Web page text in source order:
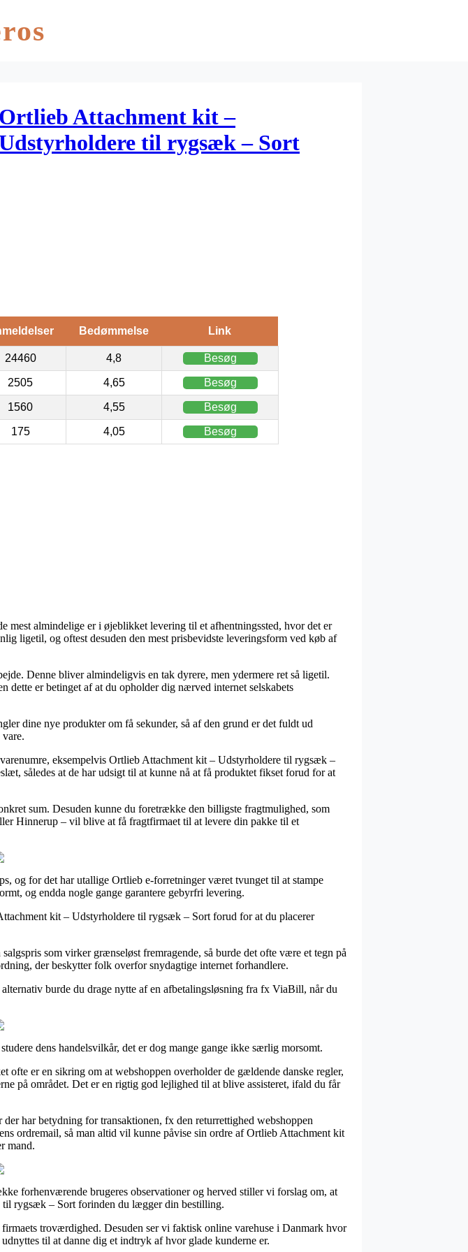
Ortlieb Attachment kit –
til rygsæk – Sort
Bedømmelse Link
24460 4,8 Besøg
2505 4,65 Besøg
1560 4,55 Besøg
175 4,05 Besøg
mest almindelige er i øjeblikket levering til et afhentningssted, hvor det er
ligetil, og oftest desuden den mest prisbevidste leveringsform ved køb af
Denne bliver almindeligvis en tak dyrere, men ydermere ret så ligetil.
er betinget af at du opholder dig nærved internet selskabets
dine nye produkter om få sekunder, så af den grund er det fuldt ud
eksempelvis Ortlieb Attachment kit – Udstyrholdere til rygsæk –
således at de har udsigt til at kunne nå at få produktet fikset forud for at
sum. Desuden kunne du foretrække den billigste fragtmulighed, som
Hinnerup – vil blive at få fragtfirmaet til at levere din pakke til et
og for det har utallige Ortlieb e-forretninger været tvunget til at stampe
og endda nogle gange garantere gebyrfri levering.
kit – Udstyrholdere til rygsæk – Sort forud for at du placerer
som virker grænseløst fremragende, så burde det ofte være et tegn på
der beskytter folk overfor snydagtige internet forhandlere.
burde du drage nytte af en afbetalingsløsning fra fx ViaBill, når du
dens handelsvilkår, det er dog mange gange ikke særlig morsomt.
er en sikring om at webshoppen overholder de gældende danske regler,
på området. Det er en rigtig god lejlighed til at blive assisteret, ifald du får
har betydning for transaktionen, fx den returrettighed webshoppen
ordremail, så man altid vil kunne påvise sin ordre af Ortlieb Attachment kit
mand.
forhenværende brugeres observationer og herved stiller vi forslag om, at
til rygsæk – Sort forinden du lægger din bestilling.
troværdighed. Desuden ser vi faktisk online varehuse i Danmark hvor
til at danne dig et indtryk af hvor glade kunderne er.